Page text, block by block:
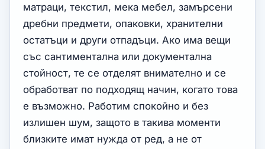
матраци, текстил, мека мебел, замърсени
дребни предмети, опаковки, хранителни
остатъци и други отпадъци. Ако има вещи
със сантиментална или документална
стойност, те се отделят внимателно и се
обработват по подходящ начин, когато това
е възможно. Работим спокойно и без
излишен шум, защото в такива моменти
близките имат нужда от ред, а не от